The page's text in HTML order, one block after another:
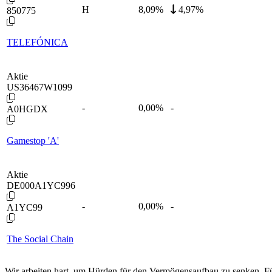
850775
TELEFÓNICA
H 8,09% 4,97%
Aktie
US36467W1099
A0HGDX
Gamestop 'A'
- 0,00% -
Aktie
DE000A1YC996
A1YC99
The Social Chain
- 0,00% -